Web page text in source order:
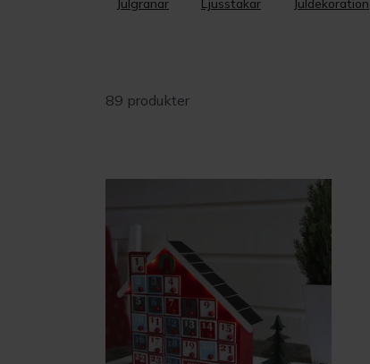
Julgranar Ljusstakar Juldekoration
89 produkter